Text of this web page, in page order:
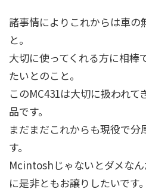
諸事情によりこれからは車の
と。
大切に使ってくれる方に相棒
たいとのこと。
このMC431は大切に扱われ
品です。
まだまだこれからも現役で分
す。
Mcintoshじゃないとダメな
に是非ともお譲りしたいです。